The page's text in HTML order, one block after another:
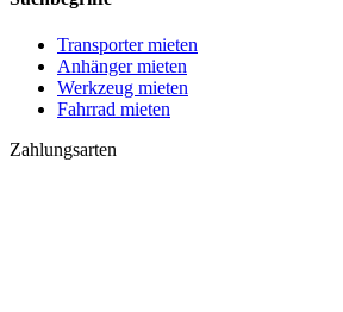
Transporter mieten
Anhänger mieten
Werkzeug mieten
Fahrrad mieten
Zahlungsarten